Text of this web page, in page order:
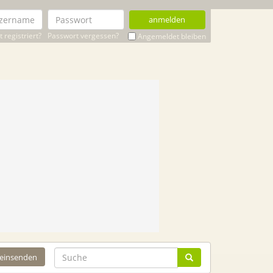
anmelden
registriert? Passwort vergessen? Angemeldet bleiben